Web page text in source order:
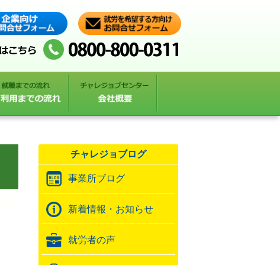
チャレジョブログ
事業所ブログ
新着情報・お知らせ
就労者の声